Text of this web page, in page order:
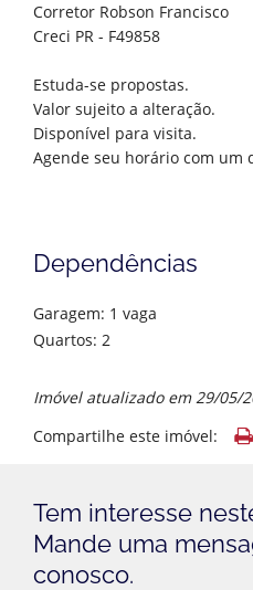
Corretor Robson Francisco
Creci PR - F49858
Estuda-se propostas.
Valor sujeito a alteração.
Disponível para visita.
Agende seu horário com um
Dependências
Garagem: 1 vaga
Quartos: 2
Imóvel atualizado em 29/05/
Compartilhe este imóvel:
Tem interesse
Mande uma
conosco.